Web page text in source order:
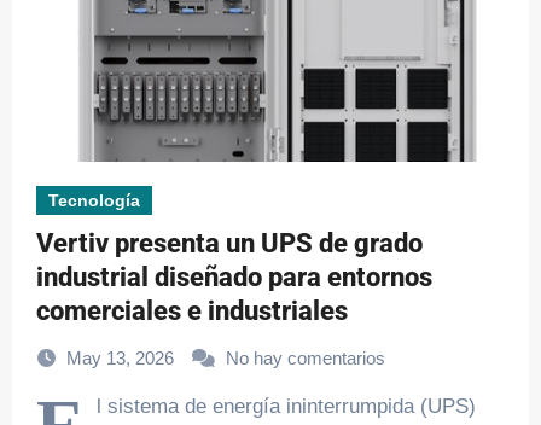
Tecnología
Vertiv presenta un UPS de grado
industrial diseñado para entornos
comerciales e industriales
May 13, 2026 No hay comentarios
l sistema de energía ininterrumpida (UPS)